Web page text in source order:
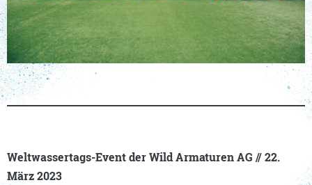
Weltwassertags-Event der Wild Armaturen AG //22.
März 2023